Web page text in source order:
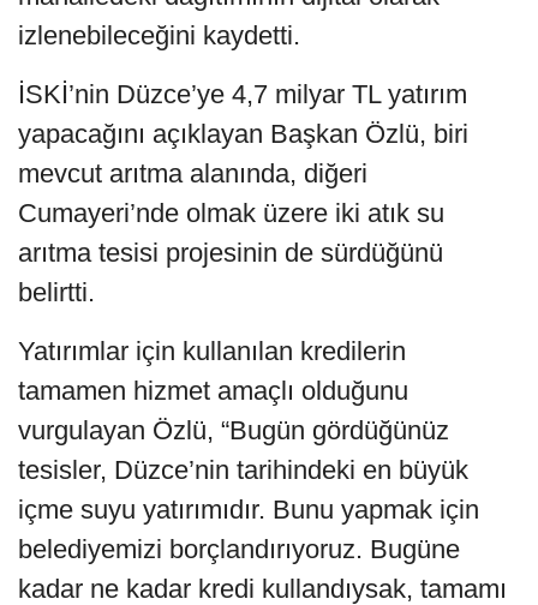
izlenebileceğini kaydetti.
İSKİ’nin Düzce’ye 4,7 milyar TL yatırım
yapacağını açıklayan Başkan Özlü, biri
mevcut arıtma alanında, diğeri
Cumayeri’nde olmak üzere iki atık su
arıtma tesisi projesinin de sürdüğünü
belirtti.
Yatırımlar için kullanılan kredilerin
tamamen hizmet amaçlı olduğunu
vurgulayan Özlü, “Bugün gördüğünüz
tesisler, Düzce’nin tarihindeki en büyük
içme suyu yatırımıdır. Bunu yapmak için
belediyemizi borçlandırıyoruz. Bugüne
kadar ne kadar kredi kullandıysak, tamamı